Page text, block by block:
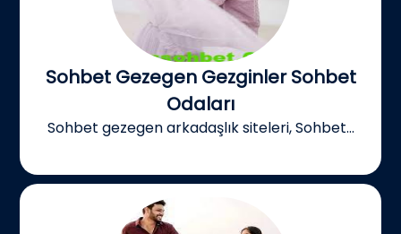
Sohbet Gezegen Gezginler Sohbet
Odaları
Sohbet gezegen arkadaşlık siteleri, Sohbet...